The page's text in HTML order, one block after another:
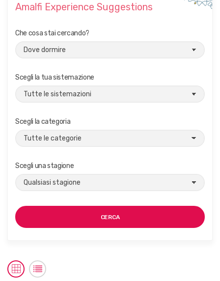
Amalfi Experience Suggestions
Che cosa stai cercando?
Scegli la tua sistemazione
Scegli la categoria
Scegli una stagione
CERCA
S
h
S
h